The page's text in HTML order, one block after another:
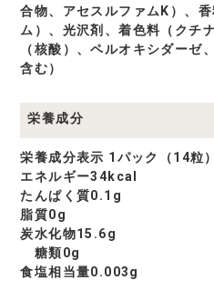
合物、アセスルファムK）、
ム）、光沢剤、着色料（クチ
（核酸）、ペルオキシダーゼ
含む）
栄養成分
栄養成分表示 1パック（14粒
エネルギー34kcal
たんぱく質0.1g
脂質0g
炭水化物15.6g
糖類0g
食塩相当量0.003g